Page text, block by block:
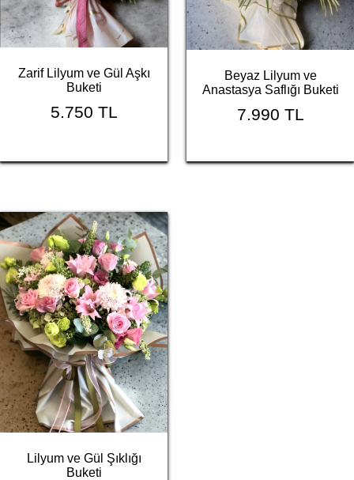
Zarif Lilyum ve Gül Aşkı
Buketi
5.750 TL
Beyaz Lilyum ve
Anastasya Saflığı Buketi
7.990 TL
Lilyum ve Gül Şıklığı
Buketi